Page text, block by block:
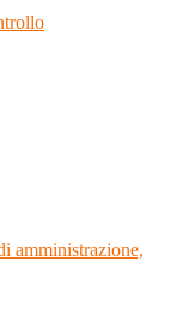
amministrazione,